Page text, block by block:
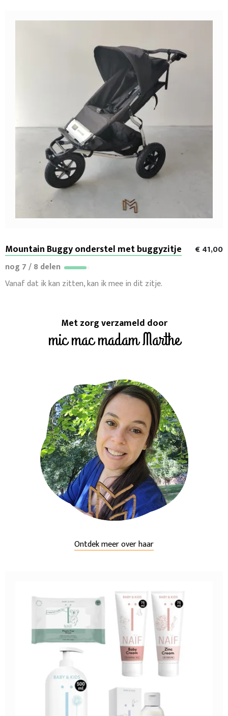
Mountain Buggy onderstel met buggyzitje
€ 41,00
nog 7 / 8 delen
Vanaf dat ik kan zitten, kan ik mee in dit zitje.
Met zorg verzameld door
mic mac madam Marthe
Ontdek meer over haar